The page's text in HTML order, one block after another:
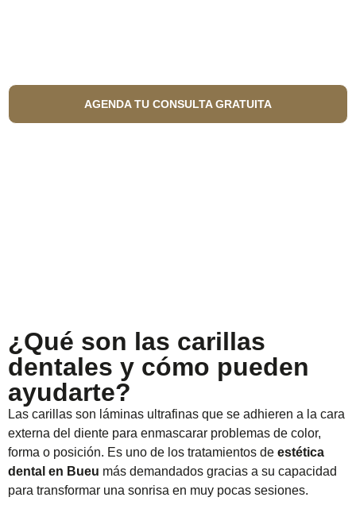
AGENDA TU CONSULTA GRATUITA
¿Qué son las carillas
dentales y cómo pueden
ayudarte?
Las carillas son láminas ultrafinas que se adhieren a la cara
externa del diente para enmascarar problemas de color,
forma o posición. Es uno de los tratamientos de estética
dental en Bueu más demandados gracias a su capacidad
para transformar una sonrisa en muy pocas sesiones.